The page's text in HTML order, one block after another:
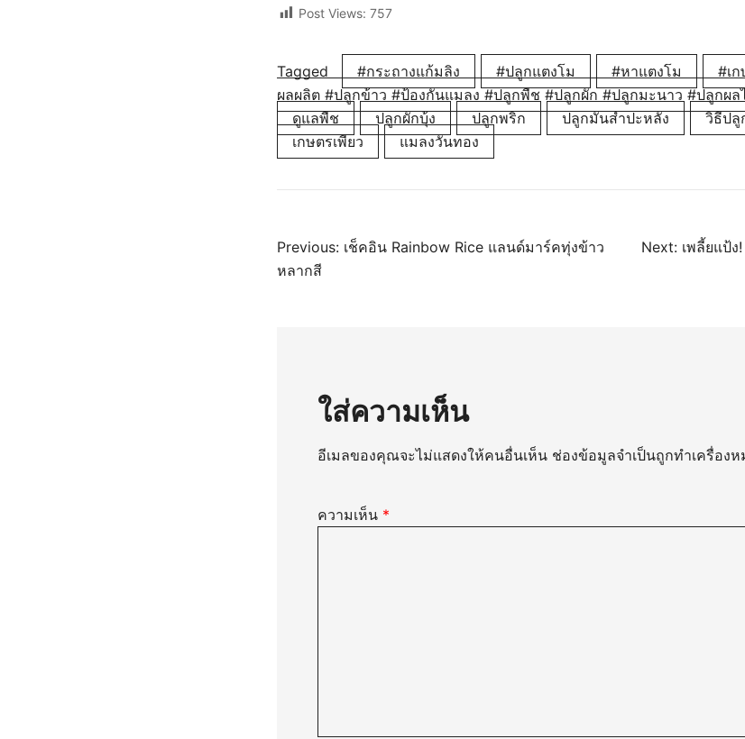
Post Views: 757
Tagged #กระถางแก้มลิง #ปลูกแตงโม #หาแตงโม
#เ
ผลผลิต #ปลูกข้าว #ป้องกันแมลง #ปลูกพืช #ปลูกผัก #ปลูกมะนาว #ปลูกผล
ดูแลพืช
ปลูกผักบุ้ง ปลูกพริก ปลูกมันสำปะหลัง วิธีปลู
เกษตรเพียว
แมลงวันทอง
แนะแนว
Previous: เช็คอิน Rainbow Rice แลนด์มาร์คทุ่งข้าว
หลากสี
Next: เพลี้ยแป้
ใส่ความเห็น
อีเมลของคุณจะไม่แสดงให้คนอื่นเห็น ช่องข้อมูลจำเป็นถูกทำเครื่องห
ความเห็น *